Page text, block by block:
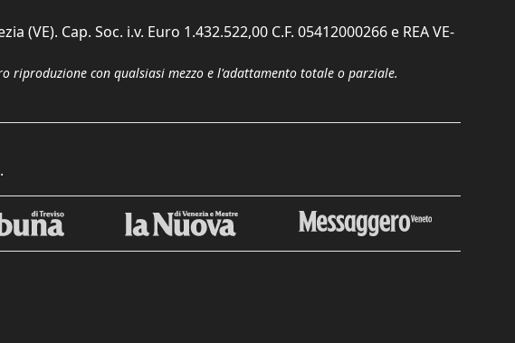
Cap. Soc. i.v. Euro 1.432.522,00 C.F. 05412000266 e REA VE-
con qualsiasi mezzo e l'adattamento totale o parziale.
.